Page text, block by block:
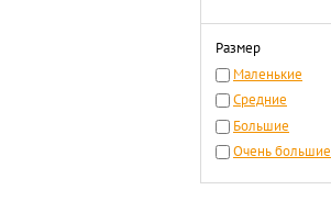
Размер
Маленькие
Средние
Большие
Очень большие